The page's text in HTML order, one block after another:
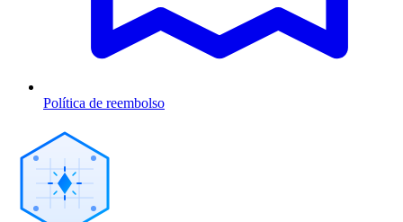
Política de reembolso